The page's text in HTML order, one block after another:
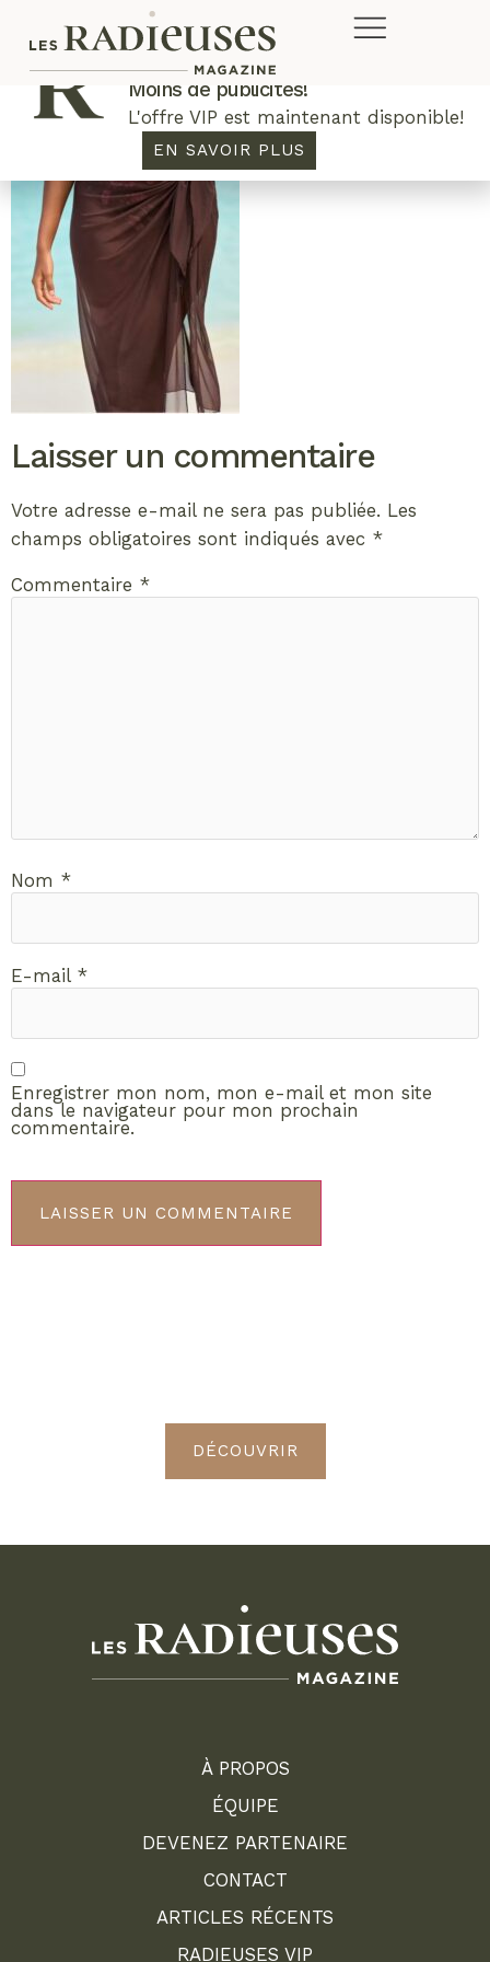
Laisser un commentaire
Votre adresse e-mail ne sera pas publiée. Les
champs obligatoires sont indiqués avec *
Commentaire *
Nom *
E-mail *
Enregistrer mon nom, mon e-mail et mon site
dans le navigateur pour mon prochain
commentaire.
DÉCOUVRIR
À PROPOS
ÉQUIPE
DEVENEZ PARTENAIRE
CONTACT
ARTICLES RÉCENTS
RADIEUSES VIP
Plus de concours. Plus de rabais.
Moins de publicités!
L'offre VIP est maintenant disponible!
EN SAVOIR PLUS